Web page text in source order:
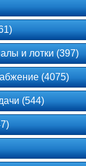
и лотки (397)
(4075)
(544)